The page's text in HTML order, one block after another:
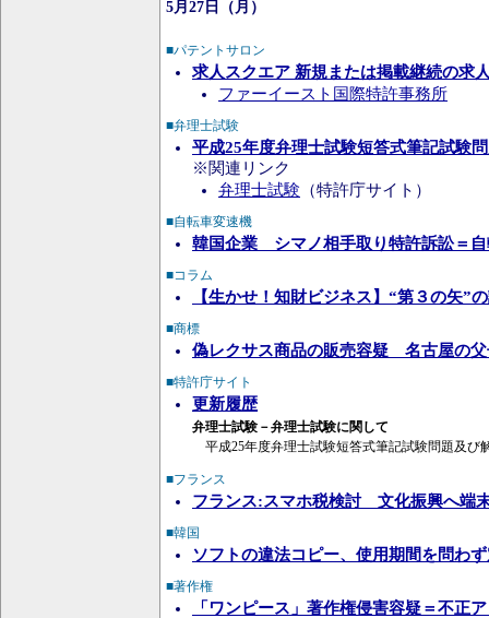
5月27日（月）
■パテントサロン
求人スクエア 新規または掲載継続の求
ファーイースト国際特許事務所
■弁理士試験
平成25年度弁理士試験短答式筆記試験
※関連リンク
弁理士試験 （特許庁サイト）
■自転車変速機
韓国企業 シマノ相手取り特許訴訟＝自
■コラム
【生かせ！知財ビジネス】“第３の矢”
■商標
偽レクサス商品の販売容疑 名古屋の父
■特許庁サイト
更新履歴
弁理士試験－弁理士試験に関して
平成25年度弁理士試験短答式筆記試験問題及び
■フランス
フランス:スマホ税検討 文化振興へ端
■韓国
ソフトの違法コピー、使用期間を問わ
■著作権
「ワンピース」著作権侵害容疑＝不正